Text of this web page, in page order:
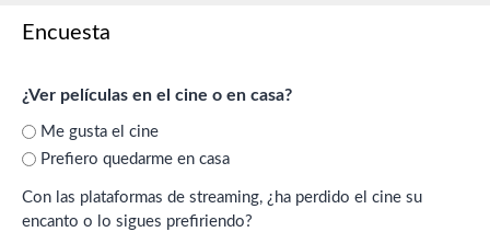
Encuesta
¿Ver películas en el cine o en casa?
Me gusta el cine
Prefiero quedarme en casa
Con las plataformas de streaming, ¿ha perdido el cine su
encanto o lo sigues prefiriendo?